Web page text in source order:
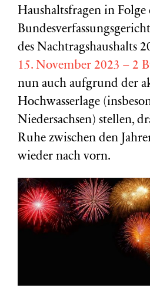
Haushaltsfragen in Folge
des Nachtragshaushalts
15. November 2023 – 2
nun auch aufgrund der
Hochwasserlage
Niedersachsen) stellen,
Ruhe zwischen den
wieder nach vorn.